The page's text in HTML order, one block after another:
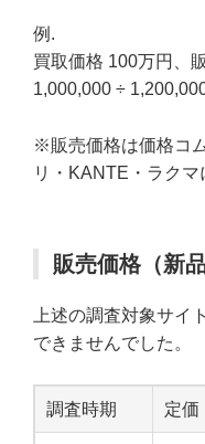
例.
買取価格 100万円、
1,000,000 ÷
※販売価格は価格コ
リ・KANTE・ラクマ
販売価格（新品
上述の調査対象サイ
できませんでした。
調査時期 定価